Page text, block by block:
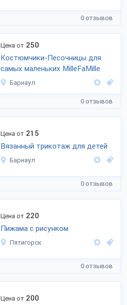
0 отзывов
Цена от 250
Костюмчики-Песочницы для
самых маленьких MilleFaMille
Барнаул
0 отзывов
Цена от 215
Вязанный трикотаж для детей
Барнаул
0 отзывов
Цена от 220
Пижама с рисунком
Пятигорск
0 отзывов
Цена от 200